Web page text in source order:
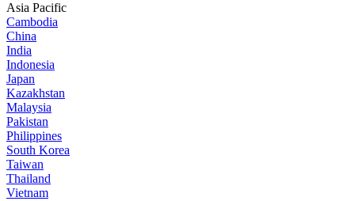
Asia Pacific
Cambodia
China
India
Indonesia
Japan
Kazakhstan
Malaysia
Pakistan
Philippines
South Korea
Taiwan
Thailand
Vietnam